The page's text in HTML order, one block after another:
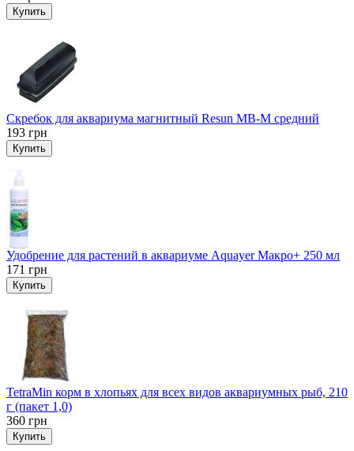
Купить
Скребок для аквариума магнитный Resun MB-M средний
193 грн
Купить
Удобрение для растений в аквариуме Aquayer Макро+ 250 мл
171 грн
Купить
TetraMin корм в хлопьях для всех видов аквариумных рыб, 210
г (пакет 1,0)
360 грн
Купить